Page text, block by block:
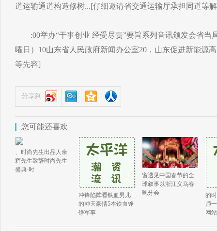
道运输通道构造修树...[仔细邀请省交通运输厅承担同道等
:00举办“干事创业 经受尽责”要旨系列音讯颁发会省当
曜日）10山东省人民政府新闻办公室20，山东促进新能源
等先容]
分享到
您可能还喜欢
、时尚先生出品人余
辉先生致辞时尚先生
盛典·时
冲锋陷阵看铁血男儿
的冲天豪情5本铁血铮
铮军事
窗透见中国春节的全
球叙事以浙江义乌春
晚分会
的
师
网